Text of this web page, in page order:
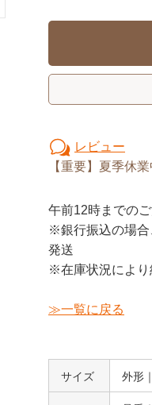
レビュー
【重要】夏季休
午前12時までの
※銀行振込の場合
発送
※在庫状況により
≫一覧に戻る
サイズ 外形